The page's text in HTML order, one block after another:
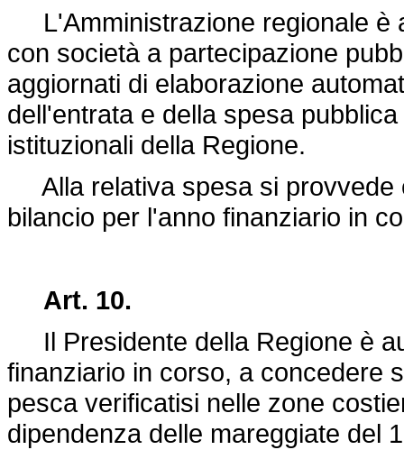
L'Amministrazione regionale è
con società a partecipazione
aggiornati di elaborazione
dell'entrata e della spesa
istituzionali della Regione.
Alla relativa spesa si provvede
bilancio per l'anno finanziario in
Art. 10.
Il Presidente della Regione è
finanziario in corso, a concedere
pesca verificatisi nelle zone
dipendenza delle mareggiate del